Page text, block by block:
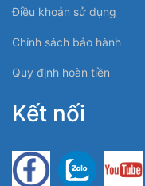
Điều khoản sử dụng
Chính sách bảo hành
Quy định hoàn tiền
Kết nối